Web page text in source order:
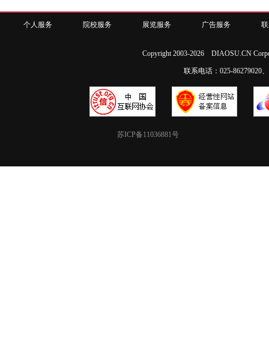
个人服务 院校服务 展览服务 广告服务
Copyright 2003-2026 DIAOSU.CN
联系电话：025-86279020
苏ICP备11036881号